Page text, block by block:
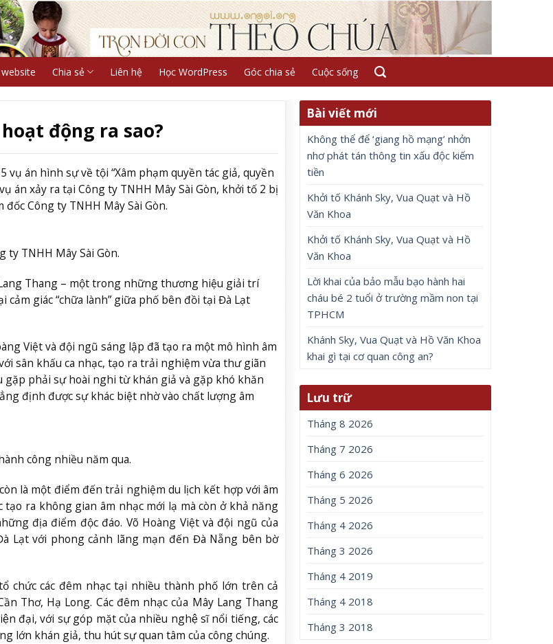
Chia sẻ Liên hệ Học WordPress Góc chia sẻ Cuộc sống
động ra sao?
án hình sự về tội “Xâm phạm quyền tác giả, quyền
án xảy ra tại Công ty TNHH Mây Sài Gòn, khởi tố 2 bị
Công ty TNHH Mây Sài Gòn.
ty TNHH Mây Sài Gòn.
Thang – một trong những thương hiệu giải trí
giác “chữa lành” giữa phố bên đồi tại Đà Lạt
Việt và đội ngũ sáng lập đã tạo ra một mô hình âm
sân khấu ca nhạc, tạo ra trải nghiệm vừa thư giãn
gặp phải sự hoài nghi từ khán giả và gặp khó khăn
định được sự khác biệt nhờ vào chất lượng âm
công nhiều năm qua.
là một điểm đến trải nghiệm du lịch kết hợp với âm
ra không gian âm nhạc mới lạ mà còn ở khả năng
địa điểm độc đáo. Võ Hoàng Việt và đội ngũ của
Lạt với phong cảnh lãng mạn đến Đà Nẵng bên bờ
chức các đêm nhạc tại nhiều thành phố lớn trên cả
Thơ, Hạ Long. Các đêm nhạc của Mây Lang Thang
đại, với sự góp mặt của nhiều nghệ sĩ nổi tiếng, các
lớn khán giả, thu hút sự quan tâm của công chúng.
Bài viết mới
Không thể để ‘giang hồ mạng’ nhởn
nhơ phát tán thông tin xấu độc kiếm
tiền
Khởi tố Khánh Sky, Vua Quạt và Hồ
Văn Khoa
Khởi tố Khánh Sky, Vua Quạt và Hồ
Văn Khoa
Lời khai của bảo mẫu bạo hành hai
cháu bé 2 tuổi ở trường mầm non tại
TPHCM
Khánh Sky, Vua Quạt và Hồ Văn Khoa
khai gì tại cơ quan công an?
Lưu trữ
Tháng 8 2026
Tháng 7 2026
Tháng 6 2026
Tháng 5 2026
Tháng 4 2026
Tháng 3 2026
Tháng 4 2019
Tháng 4 2018
Tháng 3 2018